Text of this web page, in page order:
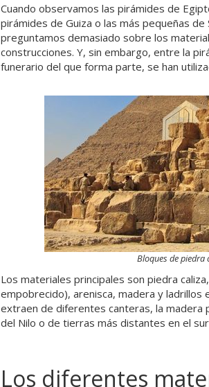
Cuando observamos las pirámides de
pirámides de Guiza o las más pequeñas de
preguntamos demasiado sobre los
construcciones. Y, sin embargo, entre la
funerario del que forma parte, se han
Bloques de piedra
Los materiales principales son piedra
empobrecido), arenisca, madera y ladrillos
extraen de diferentes canteras, la madera
del Nilo o de tierras más distantes en el
Los diferentes